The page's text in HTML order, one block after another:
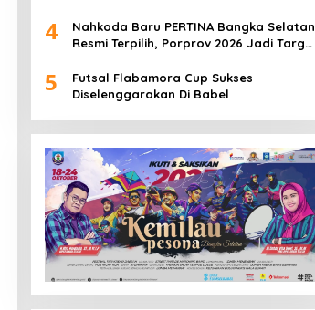
4
Nahkoda Baru PERTINA Bangka Selatan
Resmi Terpilih, Porprov 2026 Jadi Target
5
Futsal Flabamora Cup Sukses
Diselenggarakan Di Babel